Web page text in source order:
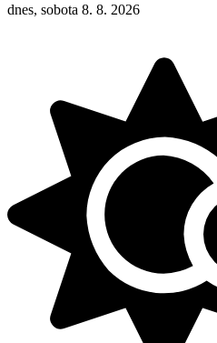
dnes, sobota 8. 8. 2026